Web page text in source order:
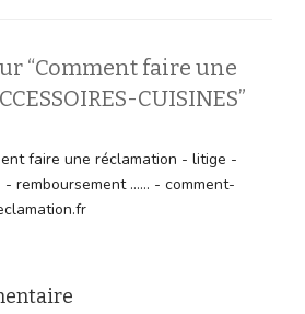
“Comment faire une
CUISINES”
faire une réclamation - litige -
remboursement ...... - comment-